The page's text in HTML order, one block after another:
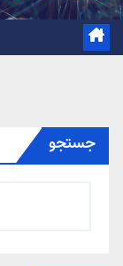
جستجو